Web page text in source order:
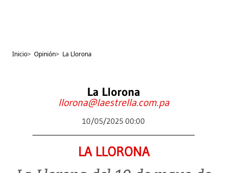
Inicio> Opinión> La Llorona
La Llorona
llorona@laestrella.com.pa
10/05/2025 00:00
LA LLORONA